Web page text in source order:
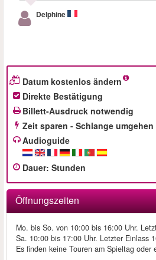
Delphine
Datum kostenlos ändern
Direkte Bestätigung
Billett-Ausdruck notwendig
Zeit sparen - Schlange umgehen
Audioguide
Dauer: Stunden
Öffnungszeiten
Mo. bis So. von 10:00 bis 16:00 Uhr.
Sa. 10:00 bis 17:00 Uhr. Letzter Einlass
Es finden keine Touren am Spieltag